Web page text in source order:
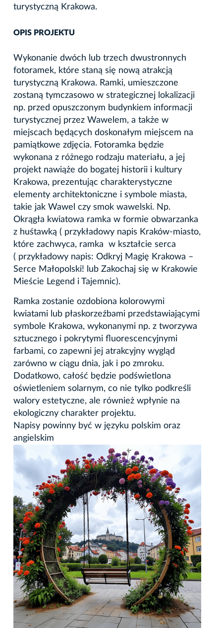
turystyczną Krakowa.
OPIS PROJEKTU
Wykonanie dwóch lub trzech dwustronnych
fotoramek, które staną się nową atrakcją
turystyczną Krakowa. Ramki, umieszczone
zostaną tymczasowo w strategicznej lokalizacji
np. przed opuszczonym budynkiem informacji
turystycznej przez Wawelem, a także w
miejscach będących doskonałym miejscem na
pamiątkowe zdjęcia. Fotoramka będzie
wykonana z różnego rodzaju materiału, a jej
projekt nawiąże do bogatej historii i kultury
Krakowa, prezentując charakterystyczne
elementy architektoniczne i symbole miasta,
takie jak Wawel czy smok wawelski. Np.
Okrągła kwiatowa ramka w formie obwarzanka
z huśtawką ( przykładowy napis Kraków-miasto,
które zachwyca, ramka w kształcie serca
( przykładowy napis: Odkryj Magię Krakowa –
Serce Małopolski! lub Zakochaj się w Krakowie
Mieście Legend i Tajemnic).
Ramka zostanie ozdobiona kolorowymi
kwiatami lub płaskorzeźbami przedstawiającymi
symbole Krakowa, wykonanymi np. z tworzywa
sztucznego i pokrytymi fluorescencyjnymi
farbami, co zapewni jej atrakcyjny wygląd
zarówno w ciągu dnia, jak i po zmroku.
Dodatkowo, całość będzie podświetlona
oświetleniem solarnym, co nie tylko podkreśli
walory estetyczne, ale również wpłynie na
ekologiczny charakter projektu.
Napisy powinny być w języku polskim oraz
angielskim